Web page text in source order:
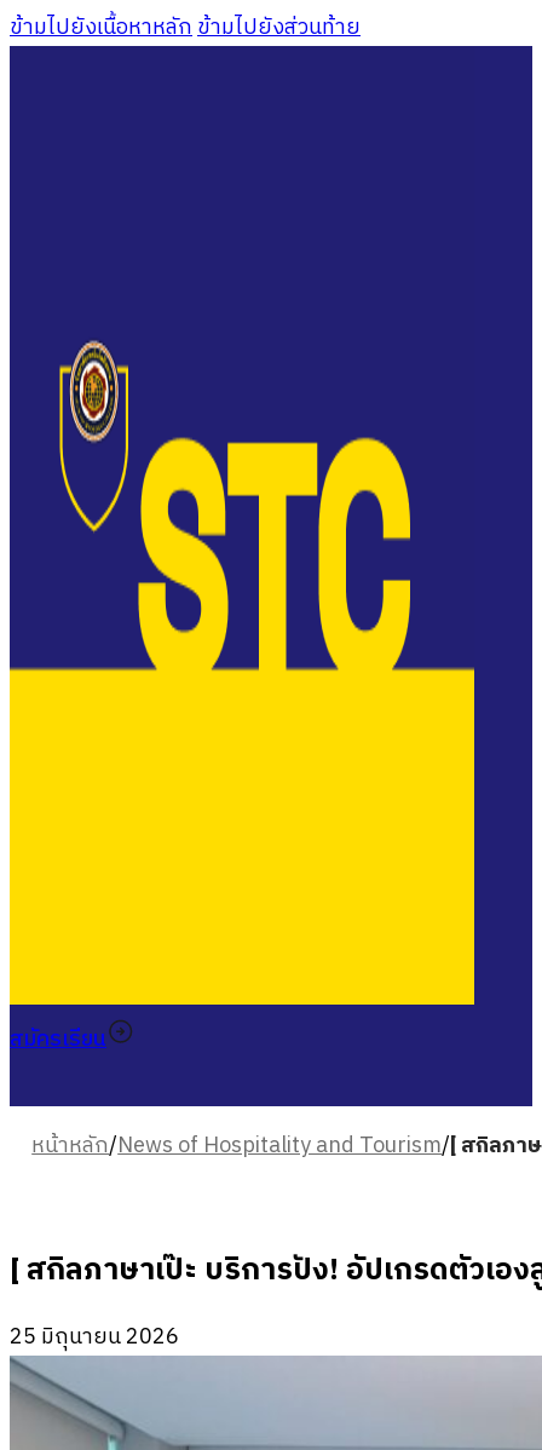
ข้ามไปยังเนื้อหาหลักข้ามไปยังส่วนท้าย
สมัครเรียน
หน้าหลัก/News of Hospitality and Tourism/[ สกิลภา
[ สกิลภาษาเป๊ะ บริการปัง! อัปเกรดตัวเ
25 มิถุนายน 2026